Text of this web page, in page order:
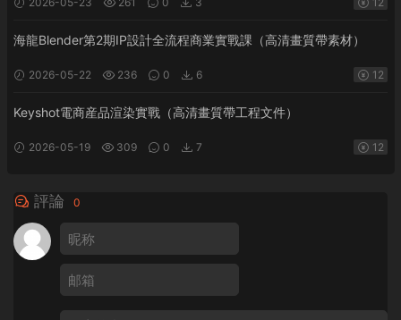
海龍Blender第2期IP設計全流程商業實戰課（高清畫質帶素材）
2026-05-22 236 0 6 12
Keyshot電商産品渲染實戰（高清畫質帶工程文件）
2026-05-19 309 0 7 12
評論 0